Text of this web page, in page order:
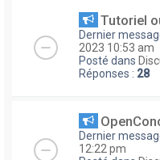
Tutoriel
Dernier
2023 10:53 am
Posté dans
Réponses : 28
Dernier
12:22 pm